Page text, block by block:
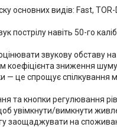
основних видів: Fast,
пострілу навіть 50-го
звукову обставу
зниження
це спрощує спілкування
кнопки регулювання
увімкнути/вимкнути
заощаджувати на